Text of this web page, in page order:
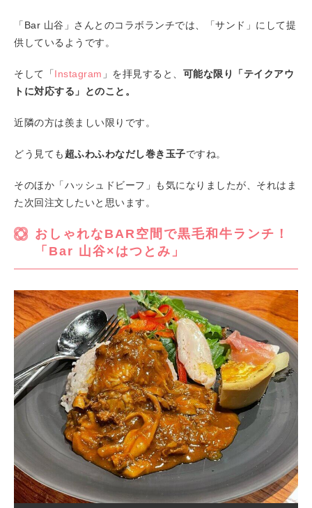
「Bar 山谷」さんとのコラボランチでは、「サンド」にして提
供しているようです。
そして「Instagram 」を拝見すると、 可能な限り「テイクアウ
トに対応する」とのこと。
近隣の方は羨ましい限りです。
どう見ても 超ふわふわなだし巻き玉子ですね。
そのほか「ハッシュドビーフ」も気になりましたが、それはま
た次回注文したいと思います。
おしゃれなBAR空間で黒毛和牛ランチ！
「Bar 山谷×はつとみ」